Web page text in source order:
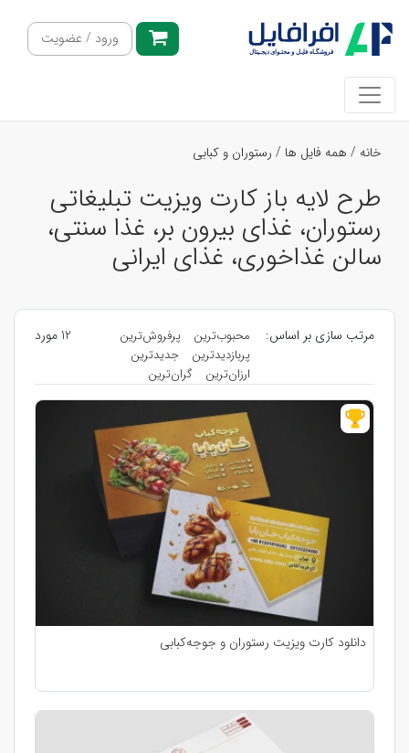
ورود / عضویت
خانه / همه فایل ها / رستوران و کبابی
طرح لایه باز کارت ویزیت تبلیغاتی
رستوران، غذای بیرون بر، غذا سنتی،
سالن غذاخوری، غذای ایرانی
مرتب سازی بر اساس: محبوب‌ترین
پرفروش‌ترین
پربازدیدترین
جدیدترین
ارزان‌ترین
گران‌ترین
12 مورد
دانلود کارت ویزیت رستوران و جوجه‌کبابی